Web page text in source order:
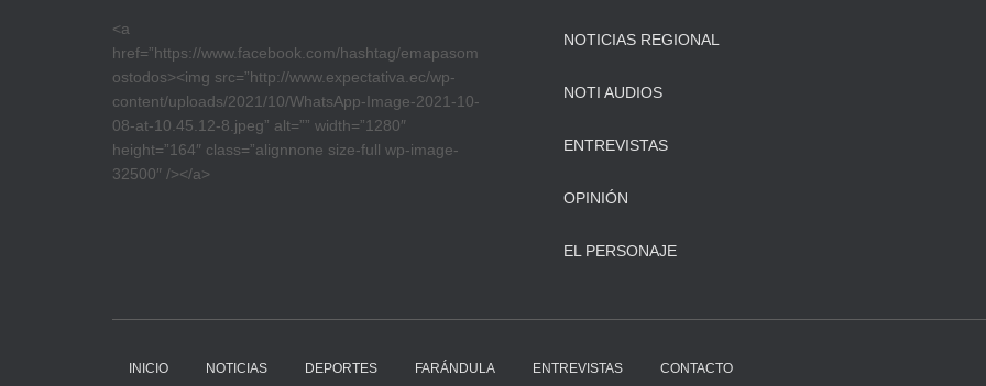
<a
href=”https://www.facebook.com/hashtag/emapasom
ostodos><img src=”http://www.expectativa.ec/wp-
content/uploads/2021/10/WhatsApp-Image-2021-10-
08-at-10.45.12-8.jpeg” alt=”” width=”1280″
height=”164″ class=”alignnone size-full wp-image-
32500″ /></a>
NOTICIAS REGIONAL
NOTI AUDIOS
ENTREVISTAS
OPINIÓN
EL PERSONAJE
INICIO NOTICIAS DEPORTES FARÁNDULA ENTREVISTAS CONTACTO